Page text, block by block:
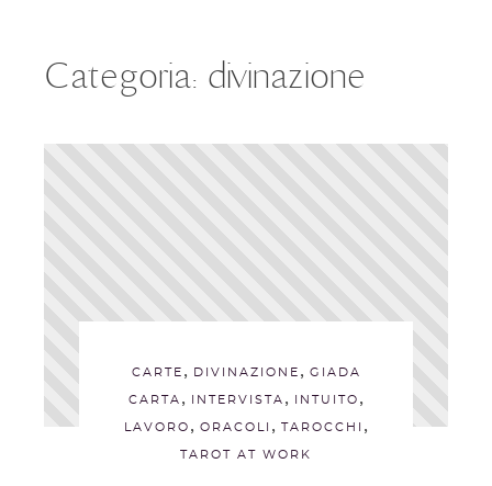
Categoria: divinazione
CARTE , DIVINAZIONE , GIADA
CARTA , INTERVISTA , INTUITO ,
LAVORO , ORACOLI , TAROCCHI ,
TAROT AT WORK